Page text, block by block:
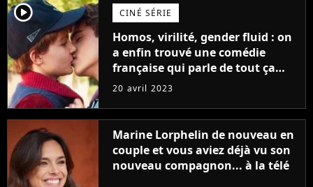
player2 CINÉ SÉRIE
Homos, virilité, gender fluid : on
a enfin trouvé une comédie
française qui parle de tout ça
sans être super ringarde
20 avril 2023
Marine Lorphelin de nouveau en
couple et vous aviez déjà vu son
nouveau compagnon... à la télé